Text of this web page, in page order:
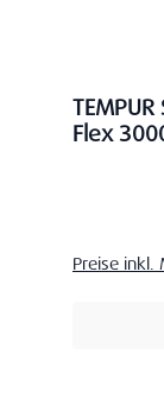
Flex
Preise inkl.